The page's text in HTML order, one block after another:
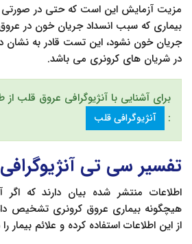
مزیت آزمایش این است که حتی در صورتی
بیماری که سبب انسداد جریان خون در
جریان خون نشود، این تست قادر به
در شریان های کرونری می باشد.
برای آشنایی با آنژیوگرافی عروق قلب
:
آنژیوگرافی قلب
تفسیر سی تی
اطلاعات منتشر شده بیان دارند که
هیچگونه بیماری عروق کرونری تشخیص
از این اطلاعات استفاده کرده و علائم بیمار